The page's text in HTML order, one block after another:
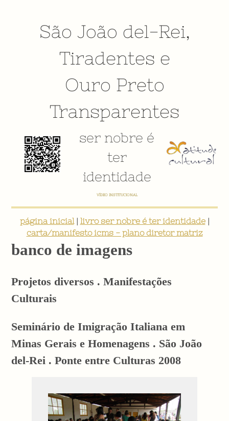
São João del-Rei,
Tiradentes e
Ouro Preto
Transparentes
ser nobre é
ter
identidade
VÍDEO INSTITUCIONAL
página inicial| livro ser nobre é ter identidade|
carta/manifesto icms - plano diretor matriz
banco de imagens
Projetos diversos . Manifestações
Culturais
Seminário de Imigração Italiana em
Minas Gerais e Homenagens . São João
del-Rei . Ponte entre Culturas 2008